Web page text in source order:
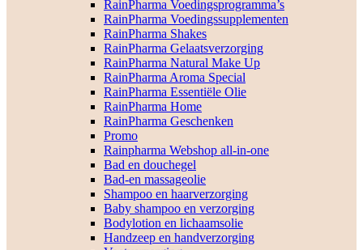
RainPharma Voedingsprogramma’s
RainPharma Voedingssupplementen
RainPharma Shakes
RainPharma Gelaatsverzorging
RainPharma Natural Make Up
RainPharma Aroma Special
RainPharma Essentiële Olie
RainPharma Home
RainPharma Geschenken
Promo
Rainpharma Webshop all-in-one
Bad en douchegel
Bad-en massageolie
Shampoo en haarverzorging
Baby shampoo en verzorging
Bodylotion en lichaamsolie
Handzeep en handverzorging